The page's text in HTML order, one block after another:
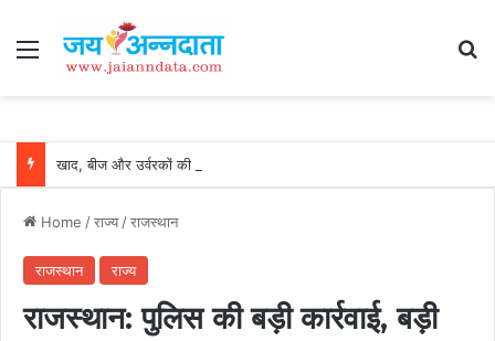
Menu
Home /राज्य/राजस्थान
राजस्थान राज्य
राजस्थान: पुलिस की बड़ी कार्रवाई, बड़ी